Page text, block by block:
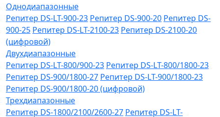
Однодиапазонные
Репитер DS-LT-900-23 Репитер DS-900-20 Репитер DS-
900-25 Репитер DS-LT-2100-23 Репитер DS-2100-20
(цифровой)
Двухдиапазонные
Репитер DS-LT-800/900-23 Репитер DS-LT-800/1800-23
Репитер DS-900/1800-27 Репитер DS-LT-900/1800-23
Репитер DS-900/1800-20 (цифровой)
Трехдиапазонные
Репитер DS-1800/2100/2600-27 Репитер DS-LT-